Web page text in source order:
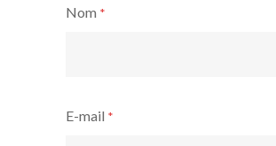
Nom *
E-mail *